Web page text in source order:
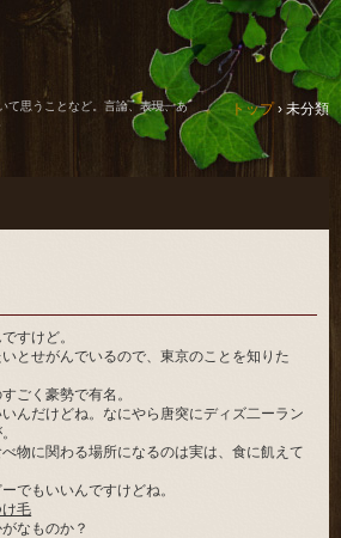
て思うことなど。言論、表現、あ
トップ›未分類
すけど。
とせがんでいるので、東京のことを知りた
ごく豪勢で有名。
んだけどね。なにやら唐突にディズ二ーラン
物に関わる場所になるのは実は、食に飢えて
でもいいんですけどね。
毛
なものか？